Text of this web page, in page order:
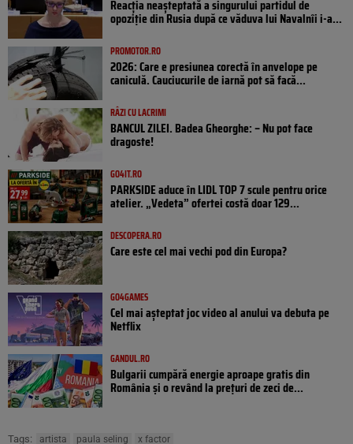
Reacția neașteptată a singurului partidul de
opoziţie din Rusia după ce văduva lui Navalnîi i-a...
PROMOTOR.RO
2026: Care e presiunea corectă în anvelope pe
caniculă. Cauciucurile de iarnă pot să facă...
RÂZI CU LACRIMI
BANCUL ZILEI. Badea Gheorghe: – Nu pot face
dragoste!
GO4IT.RO
PARKSIDE aduce în LIDL TOP 7 scule pentru orice
atelier. „Vedeta” ofertei costă doar 129...
DESCOPERA.RO
Care este cel mai vechi pod din Europa?
GO4GAMES
Cel mai așteptat joc video al anului va debuta pe
Netflix
GANDUL.RO
Bulgarii cumpără energie aproape gratis din
România și o revând la prețuri de zeci de...
Tags: artista paula seling x factor